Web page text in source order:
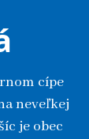
cípe
neveľkej
je obec